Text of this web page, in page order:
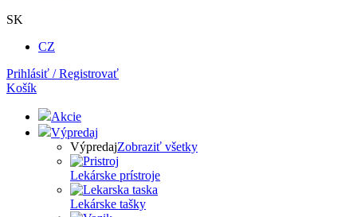
SK
CZ
Prihlásiť / Registrovať
Košík
Akcie
Výpredaj
VýpredajZobraziť všetky
Lekárske prístroje
Lekárske tašky